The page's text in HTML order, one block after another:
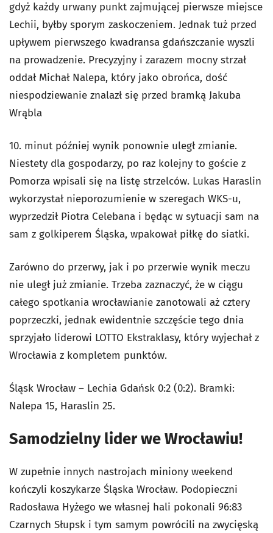
gdyż każdy urwany punkt zajmującej pierwsze miejsce
Lechii, byłby sporym zaskoczeniem. Jednak tuż przed
upływem pierwszego kwadransa gdańszczanie wyszli
na prowadzenie. Precyzyjny i zarazem mocny strzał
oddał Michał Nalepa, który jako obrońca, dość
niespodziewanie znalazł się przed bramką Jakuba
Wrąbla
10. minut później wynik ponownie uległ zmianie.
Niestety dla gospodarzy, po raz kolejny to goście z
Pomorza wpisali się na listę strzelców. Lukas Haraslin
wykorzystał nieporozumienie w szeregach WKS-u,
wyprzedził Piotra Celebana i będąc w sytuacji sam na
sam z golkiperem Śląska, wpakował piłkę do siatki.
Zarówno do przerwy, jak i po przerwie wynik meczu
nie uległ już zmianie. Trzeba zaznaczyć, że w ciągu
całego spotkania wrocławianie zanotowali aż cztery
poprzeczki, jednak ewidentnie szczęście tego dnia
sprzyjało liderowi LOTTO Ekstraklasy, który wyjechał z
Wrocławia z kompletem punktów.
Śląsk Wrocław – Lechia Gdańsk 0:2 (0:2). Bramki:
Nalepa 15, Haraslin 25.
Samodzielny lider we Wrocławiu!
W zupełnie innych nastrojach miniony weekend
kończyli koszykarze Śląska Wrocław. Podopieczni
Radosława Hyżego we własnej hali pokonali 96:83
Czarnych Słupsk i tym samym powrócili na zwycięską